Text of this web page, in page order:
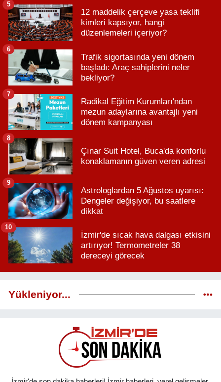
12 maddelik çerçeve yasa teklifi
kimleri kapsıyor, hangi
düzenlemeleri içeriyor?
5
Trafik sigortasında yeni dönem
başladı: Araç sahiplerini neler
bekliyor?
6
Radikal Eğitim Kurumları'ndan
mezun adaylarına avantajlı yeni
dönem kampanyası
7
Çınar Suit Hotel, Buca'da konforlu
konaklamanın güven veren adresi
8
Astrologlardan 5 Ağustos uyarısı:
Dengeler değişiyor, bu saatlere
dikkat
9
İzmir'de sıcak hava dalgası etkisini
artırıyor! Termometreler 38
dereceyi görecek
10
Yükleniyor...